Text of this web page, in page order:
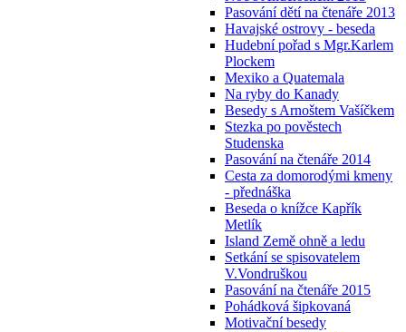
Pasování dětí na čtenáře 2013
Havajské ostrovy - beseda
Hudební pořad s Mgr.Karlem
Plockem
Mexiko a Quatemala
Na ryby do Kanady
Besedy s Arnoštem Vašíčkem
Stezka po pověstech
Studenska
Pasování na čtenáře 2014
Cesta za domorodými kmeny
- přednáška
Beseda o knížce Kapřík
Metlík
Island Země ohně a ledu
Setkání se spisovatelem
V.Vondruškou
Pasování na čtenáře 2015
Pohádková šipkovaná
Motivační besedy